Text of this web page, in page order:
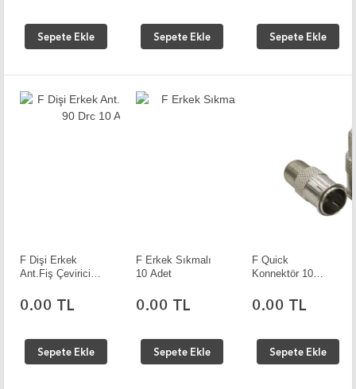
Sepete Ekle Sepete Ekle Sepete Ekle
F Dişi Erkek
Ant.Fiş Çevirici
0.00 TL
Sepete Ekle
F Erkek Sıkmalı
10 Adet
0.00 TL
Sepete Ekle
F Quick
Konnektör 10
0.00 TL
Sepete Ekle